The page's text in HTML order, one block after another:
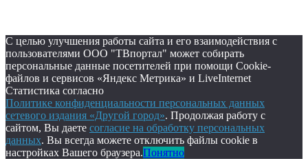
С целью улучшения работы сайта и его взаимодействия с
пользователями ООО "ТВпортал" может собирать
персональные данные посетителей при помощи Cookie-
файлов и сервисов «Яндекс Метрика» и LiveInternet
Статистика согласно
Политике конфиденциальности персональных данных
сетевого издания «Другой город». Продолжая работу с
сайтом, Вы даете согласие на обработку персональных
данных. Вы всегда можете отключить файлы cookie в
настройках Вашего браузера.Понятно